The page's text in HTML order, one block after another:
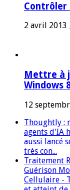
Contrôler
2 avril 2013
Mettre à
Windows
12
Thoughtly :
agents d'IA
aussi lancé
très con...
Traitement
Guérison
Cellulaire -